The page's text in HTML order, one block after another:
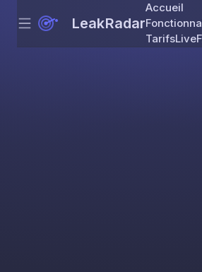
Skip to
Menu LeakRadar
Accueil
TarifsLive